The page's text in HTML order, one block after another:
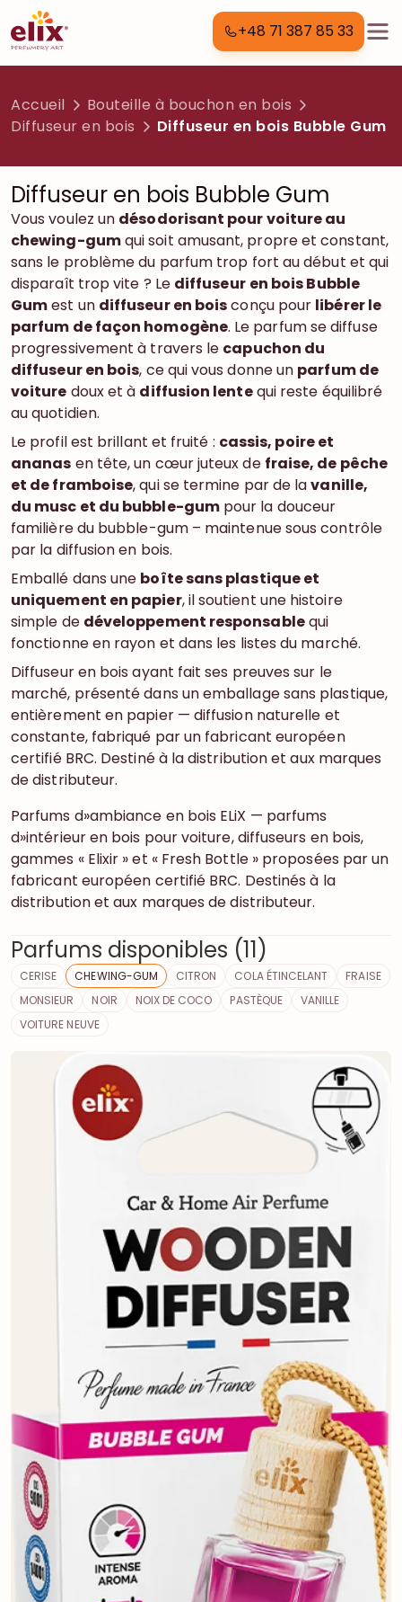
+48 71 387 85 33
Accueil
Bouteille à bouchon en bois
Diffuseur en bois
Diffuseur en bois Bubble Gum
Diffuseur en bois Bubble Gum
Vous voulez un désodorisant pour voiture au
chewing-gumqui soit amusant, propre et constant,
sans le problème du parfum trop fort au début et qui
disparaît trop vite ? Le diffuseur en bois Bubble
Gumest un diffuseur en boisconçu pour libérer le
parfum de façon homogène. Le parfum se diffuse
progressivement à travers le capuchon du
diffuseur en bois, ce qui vous donne un parfum de
voiture doux et à diffusion lentequi reste équilibré
au quotidien.
Le profil est brillant et fruité : cassis, poire et
ananas en tête, un cœur juteux de fraise, de pêche
et de framboise, qui se termine par de lavanille,
du musc et du bubble-gumpour la douceur
familière du bubble-gum – maintenue sous contrôle
par la diffusion en bois.
Emballé dans une boîte sans plastique et
uniquement en papier, il soutient une histoire
simple de développement responsablequi
fonctionne en rayon et dans les listes du marché.
Diffuseur en bois ayant fait ses preuves sur le
marché, présenté dans un emballage sans plastique,
entièrement en papier — diffusion naturelle et
constante, fabriqué par un fabricant européen
certifié BRC. Destiné à la distribution et aux marques
de distributeur.
Parfums d»ambiance en bois ELiX — parfums
d»intérieur en bois pour voiture, diffuseurs en bois,
gammes « Elixir » et « Fresh Bottle » proposées par un
fabricant européen certifié BRC. Destinés à la
distribution et aux marques de distributeur.
Parfums disponibles (11)
CERISE CHEWING-GUM CITRON COLA ÉTINCELANT
FRAISE
MONSIEUR
NOIR NOIX DE COCO PASTÈQUE
VANILLE
VOITURE NEUVE